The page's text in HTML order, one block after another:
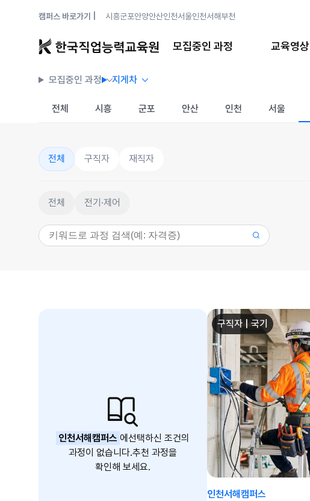
캠퍼스 바로가기 | 시흥군포안양안산인천서울인천서해부천
모집중인 과정 교육영상
모집중인 과정 지게차
전체 시흥 군포 안산 인천 서울
전체 구직자 재직자
전체 전기·제어
인천서해캠퍼스 에선택하신 조건의
과정이 없습니다.추천 과정을
확인해 보세요.
구직자 | 국기
인천서해캠퍼스